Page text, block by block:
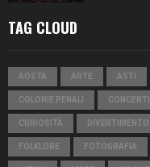
TAG CLOUD
AOSTA ARTE ASTI
COLONIE PENALI CONCERTI
CURIOSITÀ DIVERTIMENTO
FOLKLORE FOTOGRAFIA